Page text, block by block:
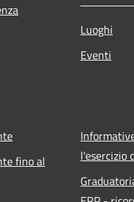
Luoghi
Eventi
fino al
l'esercizio